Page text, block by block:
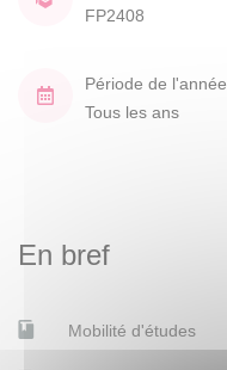
FP2408
Période de l'année
Tous les ans
En bref
Mobilité d'études